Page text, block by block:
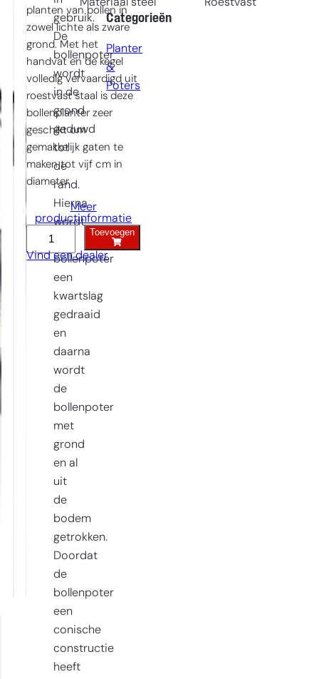
planten van bollen in
zowel lichte als zware
grond. Met het
handvat en de kegel
volledig vervaardigd uit
roestvast staal is deze
bollenplanter zeer
geschikt om
gemakkelijk gaten te
maken tot vijf cm in
diameter.
Meer
productinformatie
Bollenpoter
aantal
Toevoegen
Vind een dealer
gebruik.
De
bollenpoter
wordt
in de
grond
geduwd
tot
de
rand.
Hierna
wordt
de
bollenpoter
een
kwartslag
gedraaid
en
daarna
wordt
de
bollenpoter
met
grond
en al
uit
de
bodem
getrokken.
Doordat
de
bollenpoter
een
conische
constructie
heeft
Materiaal steel Roestvast
Categorieën
Planter
&
Poters